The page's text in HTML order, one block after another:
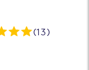
(13)